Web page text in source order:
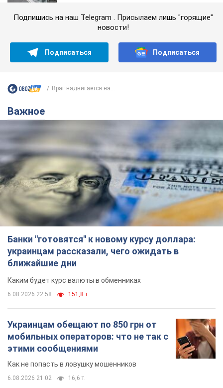
Подпишись на наш Telegram . Присылаем лишь "горящие"
новости!
Подписаться Подписаться
Враг надвигается на...
Важное
Банки "готовятся" к новому курсу доллара:
украинцам рассказали, чего ожидать в
ближайшие дни
Каким будет курс валюты в обменниках
6.08.2026 22:58 151,8 т.
Украинцам обещают по 850 грн от
мобильных операторов: что не так с
этими сообщениями
Как не попасть в ловушку мошенников
6.08.2026 21:02 16,6 т.